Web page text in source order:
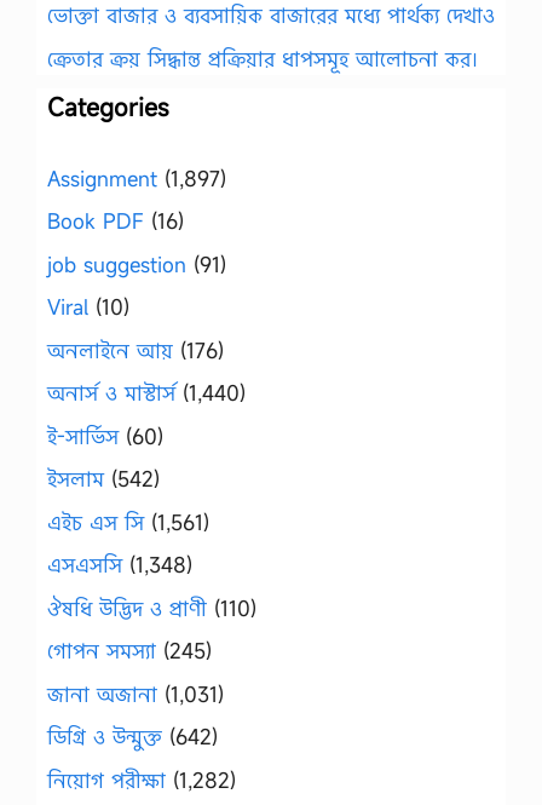
ভোক্তা বাজার ও ব্যবসায়িক বাজারের মধ্যে পার্থক্য দেখাও
ক্রেতার ক্রয় সিদ্ধান্ত প্রক্রিয়ার ধাপসমূহ আলোচনা কর।
Categories
Assignment (1,897)
Book PDF (16)
job suggestion (91)
Viral (10)
অনলাইনে আয় (176)
অনার্স ও মাস্টার্স(1,440)
ই-সার্ভিস(60)
ইসলাম(542)
এইচ এস সি(1,561)
এসএসসি(1,348)
ঔষধি উদ্ভিদ ও প্রাণী (110)
গোপন সমস্যা (245)
জানা অজানা (1,031)
ডিগ্রি ও উন্মুক্ত (642)
নিয়োগ পরীক্ষা (1,282)